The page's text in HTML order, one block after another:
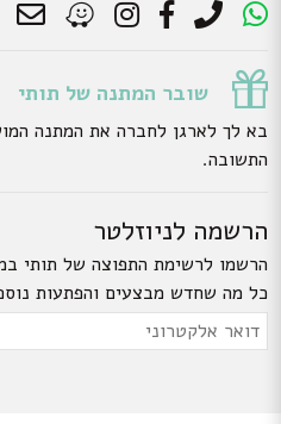
שובר המתנה של תותי
בא לך לארגן לחברה את המתנה
התשובה.
הרשמה לניוזלטר
הרשמו לרשימת התפוצה של תותי
כל מה שחדש מבצעים והפתעות
Please leave this field empty.
דואר